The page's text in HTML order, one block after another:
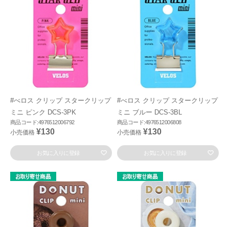
#べロス クリップ スタークリップ
ミニ ピンク DCS-3PK
商品コード:4976512006792
小売価格 ¥130
お気に入りに登録
#べロス クリップ スタークリップ
ミニ ブルー DCS-3BL
商品コード:4976512006808
小売価格 ¥130
お気に入りに登録